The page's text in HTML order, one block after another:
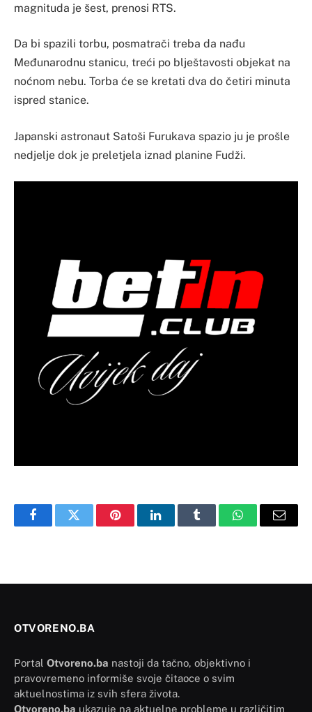
magnituda je šest, prenosi RTS.
Da bi spazili torbu, posmatrači treba da nađu
Međunarodnu stanicu, treći po blještavosti objekat na
noćnom nebu. Torba će se kretati dva do četiri minuta
ispred stanice.
Japanski astronaut Satoši Furukava spazio ju je prošle
nedjelje dok je preletjela iznad planine Fudži.
FacebookTwitter PinterestLinkedInTumblr WhatsAppEmail
OTVORENO.BA
Portal Otvoreno.ba nastoji da tačno, objektivno i
pravovremeno informiše svoje čitaoce o svim
aktuelnostima iz svih sfera života.
Otvoreno.ba ukazuje na aktuelne probleme u različitim